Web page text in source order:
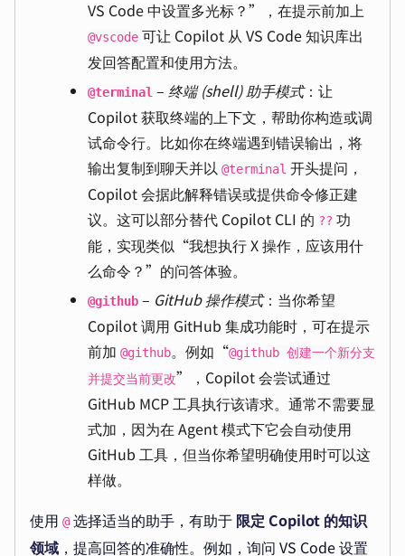
VS Code 中设置多光标？”，在提示前加上
@vscode 可让 Copilot 从 VS Code 知识库出
发回答配置和使用方法。
@terminal – 终端 (shell) 助手模式：让
Copilot 获取终端的上下文，帮助你构造或调
试命令行。比如你在终端遇到错误输出，将
输出复制到聊天并以 @terminal 开头提问，
Copilot 会据此解释错误或提供命令修正建
议。这可以部分替代 Copilot CLI 的 ?? 功
能，实现类似“我想执行 X 操作，应该用什
么命令？”的问答体验。
@github – GitHub 操作模式：当你希望
Copilot 调用 GitHub 集成功能时，可在提示
前加 @github。例如“@github 创建一个新分支
并提交当前更改”，Copilot 会尝试通过
GitHub MCP 工具执行该请求。通常不需要显
式加，因为在 Agent 模式下它会自动使用
GitHub 工具，但当你希望明确使用时可以这
样做。
使用 @ 选择适当的助手，有助于 限定 Copilot 的知识
领域 ，提高回答的准确性。例如，询问 VS Code 设置